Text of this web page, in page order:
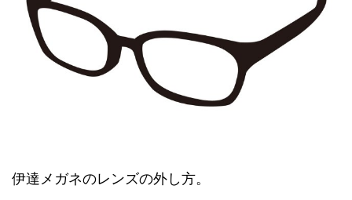
伊達メガネのレンズの外し方。